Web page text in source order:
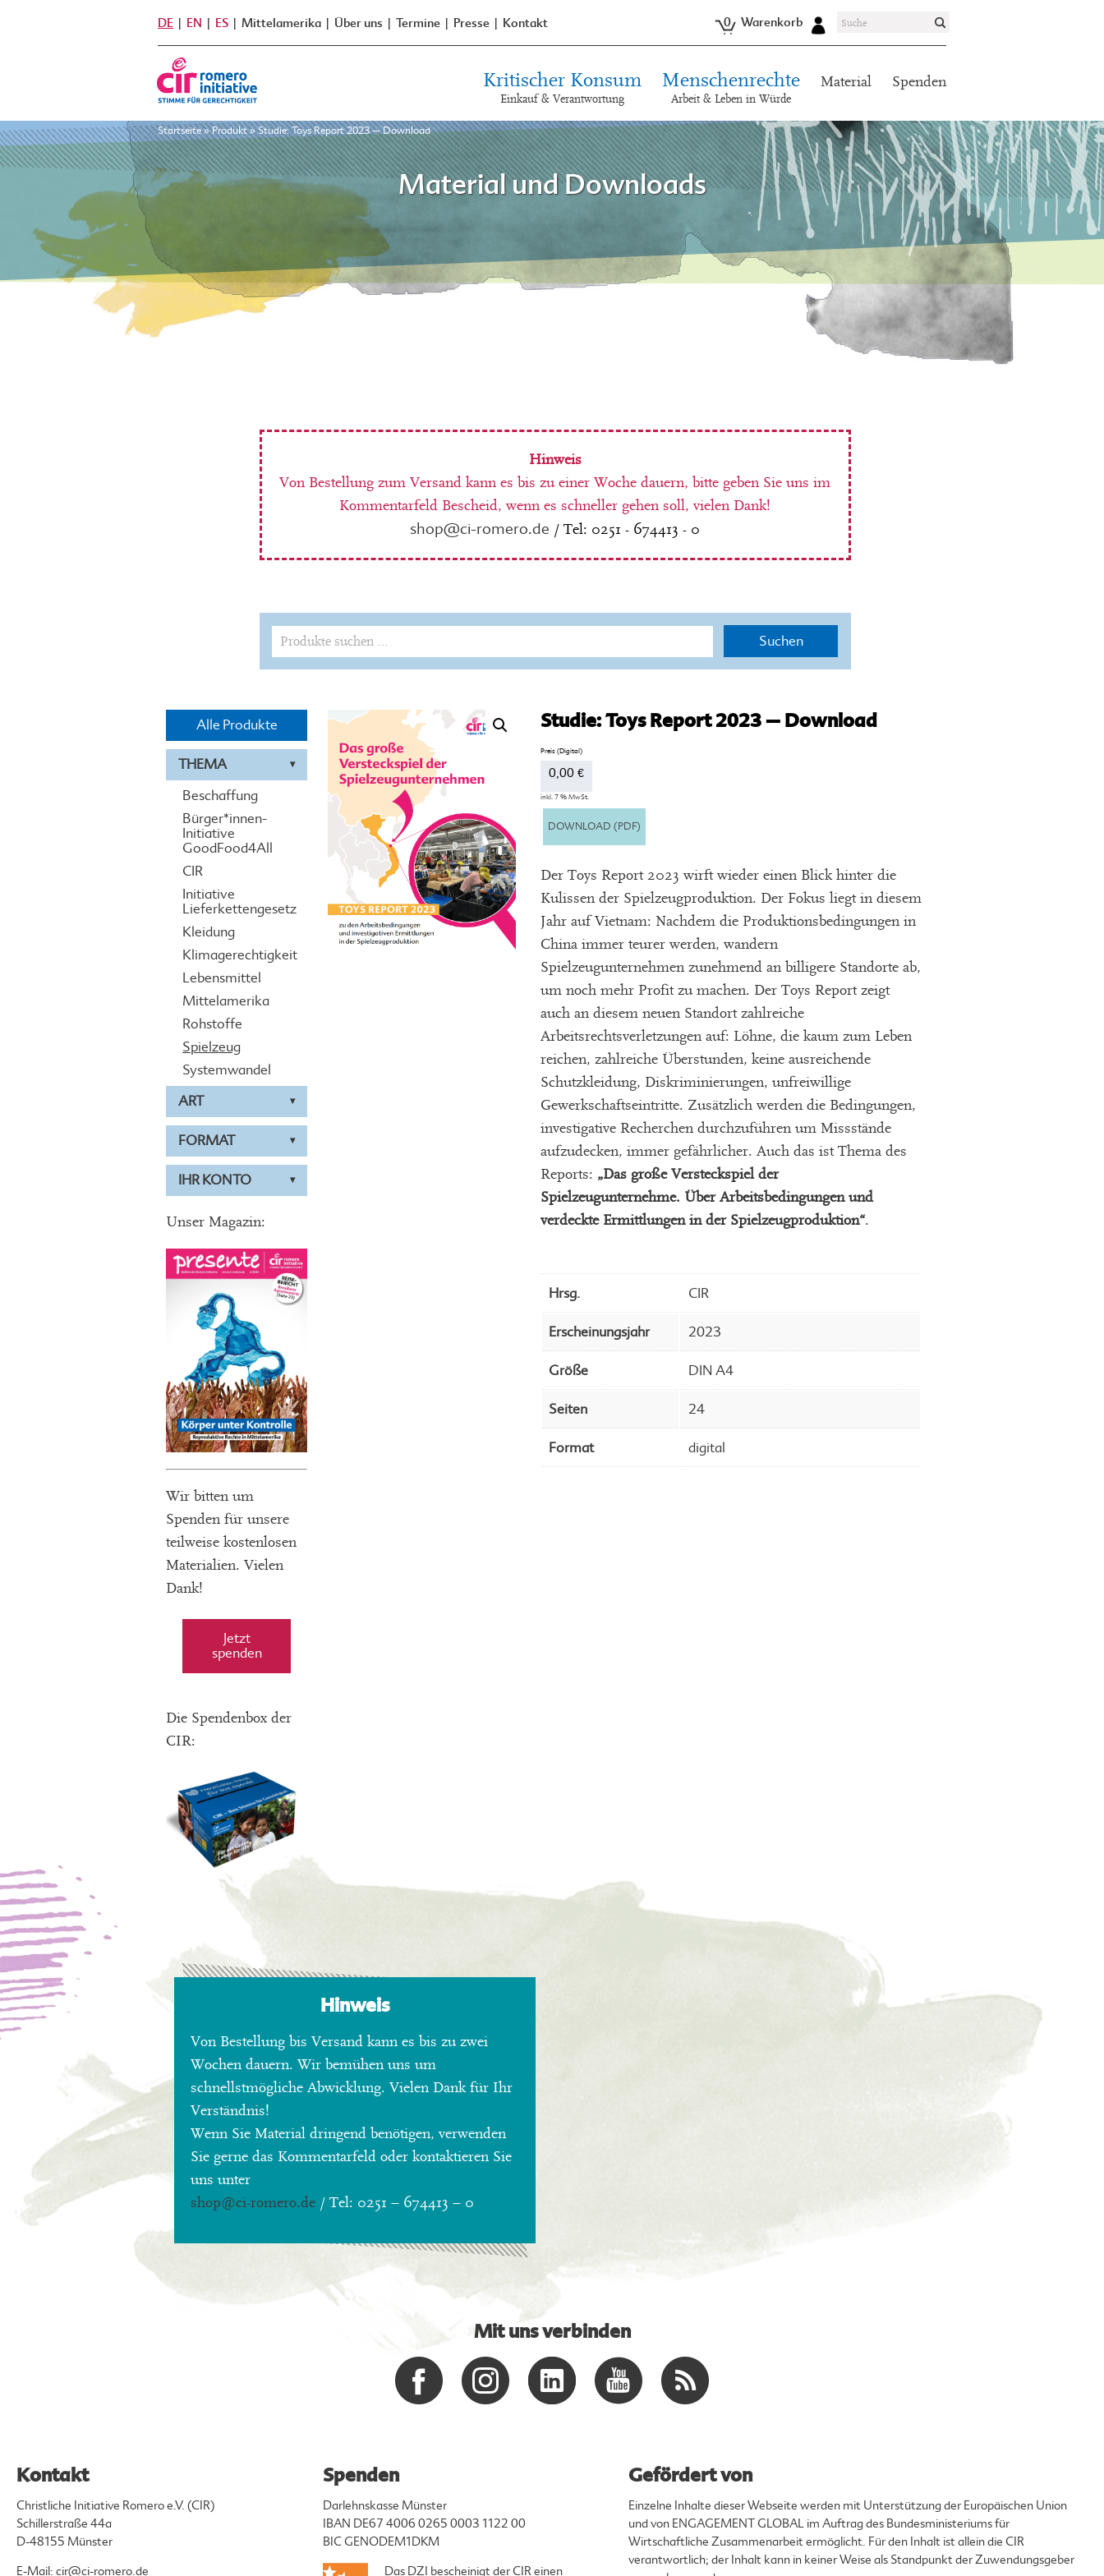
DE EN ES Mittelamerika Über uns Termine Presse Kontakt 0 Warenkorb
Kritischer Konsum
Einkauf & Verantwortung
Menschenrechte
Arbeit & Leben in Würde
Material Spenden
Startseite»Produkt»Studie: Toys Report 2023 – Download
Material und Downloads
Hinweis
Von Bestellung zum Versand kann es bis zu einer Woche dauern, bitte geben Sie uns im
Kommentarfeld Bescheid, wenn es schneller gehen soll, vielen Dank!
shop@ci-romero.de / Tel: 0251 - 674413 - 0
Suchen
nach:
Suchen
Alle Produkte
THEMA
Beschaffung
Bürger*innen-
Initiative
GoodFood4All
CIR
Initiative
Lieferkettengesetz
Kleidung
Klimagerechtigkeit
Lebensmittel
Mittelamerika
Rohstoffe
Spielzeug
Systemwandel
ART
FORMAT
IHR KONTO
Unser Magazin:
Wir bitten um
Spenden für unsere
teilweise kostenlosen
Materialien. Vielen
Dank!
Jetzt
spenden
Die Spendenbox der
CIR:
Studie: Toys Report 2023 – Download
0,00 €
inkl. 7 % MwSt.
DOWNLOAD (PDF)
Der Toys Report 2023 wirft wieder einen Blick hinter die
Kulissen der Spielzeugproduktion. Der Fokus liegt in diesem
Jahr auf Vietnam: Nachdem die Produktionsbedingungen in
China immer teurer werden, wandern
Spielzeugunternehmen zunehmend an billigere Standorte ab,
um noch mehr Profit zu machen. Der Toys Report zeigt
auch an diesem neuen Standort zahlreiche
Arbeitsrechtsverletzungen auf: Löhne, die kaum zum Leben
reichen, zahlreiche Überstunden, keine ausreichende
Schutzkleidung, Diskriminierungen, unfreiwillige
Gewerkschaftseintritte. Zusätzlich werden die Bedingungen,
investigative Recherchen durchzuführen um Missstände
aufzudecken, immer gefährlicher. Auch das ist Thema des
Reports: „Das große Versteckspiel der
Spielzeugunternehme. Über Arbeitsbedingungen und
verdeckte Ermittlungen in der Spielzeugproduktion“.
Hrsg. CIR
Erscheinungsjahr 2023
Größe DIN A4
Seiten 24
Format digital
Hinweis
Von Bestellung bis Versand kann es bis zu zwei
Wochen dauern. Wir bemühen uns um
schnellstmögliche Abwicklung. Vielen Dank für Ihr
Verständnis!
Wenn Sie Material dringend benötigen, verwenden
Sie gerne das Kommentarfeld oder kontaktieren Sie
uns unter
shop@ci-romero.de / Tel: 0251 – 674413 – 0
Mit uns verbinden
Kontakt
Christliche Initiative Romero e.V. (CIR)
Schillerstraße 44a
D-48155 Münster
E-Mail: cir@ci-romero.de
Spenden
Darlehnskasse Münster
IBAN DE67 4006 0265 0003 1122 00
BIC GENODEM1DKM
Das DZI bescheinigt der CIR einen
Gefördert von
Einzelne Inhalte dieser Webseite werden mit Unterstützung der Europäischen Union
und von ENGAGEMENT GLOBAL im Auftrag des Bundesministeriums für
Wirtschaftliche Zusammenarbeit ermöglicht. Für den Inhalt ist allein die CIR
verantwortlich; der Inhalt kann in keiner Weise als Standpunkt der Zuwendungsgeber